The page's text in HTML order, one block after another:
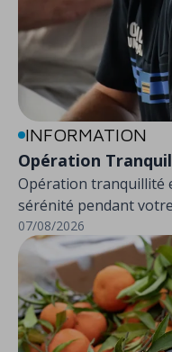
INFORMATION
Opération
Opération tranquillité
sérénité pendant
07/08/2026